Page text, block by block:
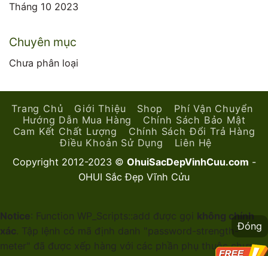
Tháng 10 2023
Chuyên mục
Chưa phân loại
Trang Chủ Giới Thiệu Shop
Phí Vận Chuyển
Hướng Dẫn Mua Hàng
Chính Sách Bảo Mật
Cam Kết Chất Lượng
Chính Sách Đổi Trả Hàng
Điều Khoản Sử Dụng
Liên Hệ
Copyright 2012-2023 © OhuiSacDepVinhCuu.com -
OHUI Sắc Đẹp Vĩnh Cửu
Đóng
Notice: Function WP_Scripts::add được gọi không chính
xác. Tập lệnh có mã định danh "password-strength-
meter" đã được xếp hàng với các phần phụ thuộc chưa